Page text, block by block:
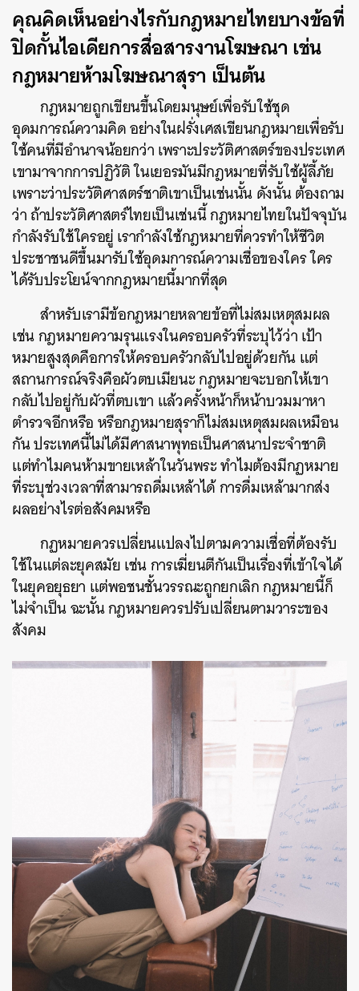
คุณคิดเห็นอย่างไรกับกฎหมายไทยบางข้อที่
ปิดกั้นไอเดียการสื่อสารงานโฆษณา เช่น
กฎหมายห้ามโฆษณาสุรา เป็นต้น
กฎหมายถูกเขียนขึ้นโดยมนุษย์เพื่อรับใช้ชุด
อุดมการณ์ความคิด อย่างในฝรั่งเศสเขียนกฎหมายเพื่อรับ
ใช้คนที่มีอำนาจน้อยกว่า เพราะประวัติศาสตร์ของประเทศ
เขามาจากการปฏิวัติ ในเยอรมันมีกฎหมายที่รับใช้ผู้ลี้ภัย
เพราะว่าประวัติศาสตร์ชาติเขาเป็นเช่นนั้น ดังนั้น ต้องถาม
ว่า ถ้าประวัติศาสตร์ไทยเป็นเช่นนี้ กฎหมายไทยในปัจจุบัน
กำลังรับใช้ใครอยู่ เรากำลังใช้กฎหมายที่ควรทำให้ชีวิต
ประชาชนดีขึ้นมารับใช้อุดมการณ์ความเชื่อของใคร ใคร
ได้รับประโยน์จากกฎหมายนี้มากที่สุด
สำหรับเรามีข้อกฎหมายหลายข้อที่ไม่สมเหตุสมผล
เช่น กฎหมายความรุนแรงในครอบครัวที่ระบุไว้ว่า เป้า
หมายสูงสุดคือการให้ครอบครัวกลับไปอยู่ด้วยกัน แต่
สถานการณ์จริงคือผัวตบเมียนะ กฎหมายจะบอกให้เขา
กลับไปอยู่กับผัวที่ตบเขา แล้วครั้งหน้าก็หน้าบวมมาหา
ตำรวจอีกหรือ หรือกฎหมายสุราก็ไม่สมเหตุสมผลเหมือน
กัน ประเทศนี้ไม่ได้มีศาสนาพุทธเป็นศาสนาประจำชาติ
แต่ทำไมคนห้ามขายเหล้าในวันพระ ทำไมต้องมีกฏหมาย
ที่ระบุช่วงเวลาที่สามารถดื่มเหล้าได้ การดื่มเหล้ามากส่ง
ผลอย่างไรต่อสังคมหรือ
กฏหมายควรเปลี่ยนแปลงไปตามความเชื่อที่ต้องรับ
ใช้ในแต่ละยุคสมัย เช่น การเฆี่ยนตีกันเป็นเรื่องที่เข้าใจได้
ในยุคอยุธยา แต่พอชนชั้นวรรณะถูกยกเลิก กฎหมายนี้ก็
ไม่จำเป็น ฉะนั้น กฎหมายควรปรับเปลี่ยนตามวาระของ
สังคม